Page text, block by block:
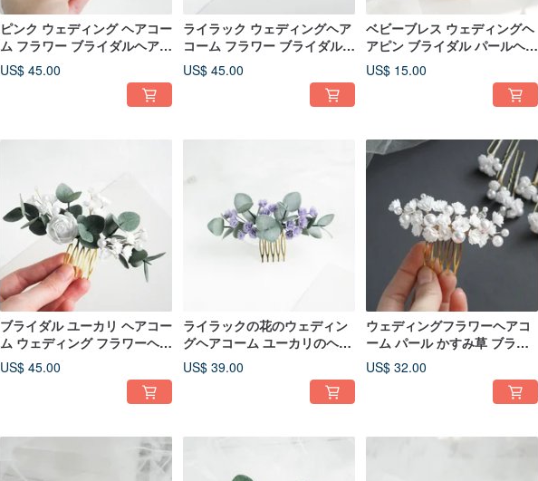
ピンク ウェディング ヘアコー
ム フラワー ブライダルヘアピ
ース ローズコーム ブライド
US$ 45.00
ライラック ウェディングヘア
コーム フラワー ブライダルヘ
アピース ローズコーム ブライ
ド用
US$ 45.00
ベビーブレス ウェディングヘ
アピン ブライダル パールヘア
ピン フラワーヘアピース
US$ 15.00
ブライダル ユーカリ ヘアコー
ム ウェディング フラワーヘア
ピース ローズ ヘッドピース
US$ 45.00
ライラックの花のウェディン
グヘアコーム ユーカリのヘア
コーム ブライダル用フローラ
ルヘアピース
US$ 39.00
ウェディングフラワーヘアコ
ーム パール かすみ草 ブライ
ダルヘアピース フローラルヘ
ッドピース
US$ 32.00